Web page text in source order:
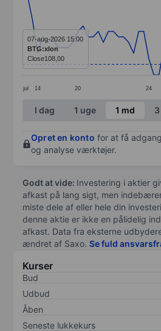
Line chart with 42 data points.
The chart has 1 X axis
The chart has 1 Y axis
jul 14 20 24
07-aug-2026 15:00
BTG:xlon
Close108,00
End of interactive chart.
I dag 1 uge 1 md
Opret en konto for at få
og analyse værktøjer.
Godt at vide: Investering i aktier
afkast på lang sigt, men
miste dele af eller hele din
denne aktie er ikke en pålidelig
afkast. Data fra eksterne
ændret af Saxo. Se fuld
Kurser
Bud
Udbud
Åben
Seneste lukkekurs